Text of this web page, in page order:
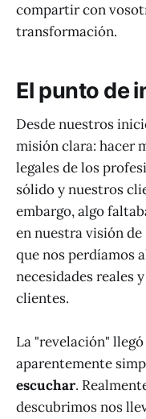
compartir con
transformación.
El punto de
Desde nuestros
misión clara: hacer
legales de los
sólido y nuestros
embargo, algo
en nuestra visión
que nos perdíamos
necesidades reales
clientes.
La "revelación"
aparentemente
escuchar.
descubrimos nos